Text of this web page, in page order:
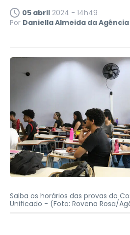
05 abril 2024 - 14h49
Por Daniella Almeida da
Saiba os horários das provas do
Unificado - (Foto: Rovena Rosa/